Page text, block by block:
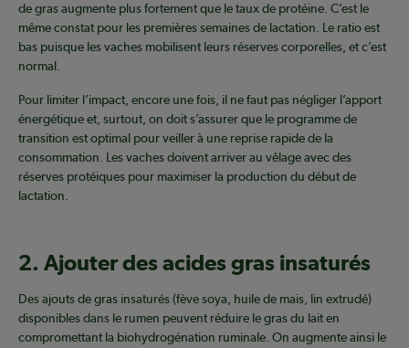
de gras augmente plus fortement que le taux de protéine. C’est le
même constat pour les premières semaines de lactation. Le ratio est
bas puisque les vaches mobilisent leurs réserves corporelles, et c’est
normal.
Pour limiter l’impact, encore une fois, il ne faut pas négliger l’apport
énergétique et, surtout, on doit s’assurer que le programme de
transition est optimal pour veiller à une reprise rapide de la
consommation. Les vaches doivent arriver au vêlage avec des
réserves protéiques pour maximiser la production du début de
lactation.
2. Ajouter des acides gras insaturés
Des ajouts de gras insaturés (fève soya, huile de mais, lin extrudé)
disponibles dans le rumen peuvent réduire le gras du lait en
compromettant la biohydrogénation ruminale. On augmente ainsi le